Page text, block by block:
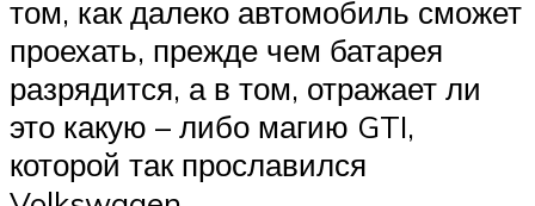
том, как далеко автомобиль сможет
проехать, прежде чем батарея
разрядится, а в том, отражает ли
это какую – либо магию GTI,
которой так прославился